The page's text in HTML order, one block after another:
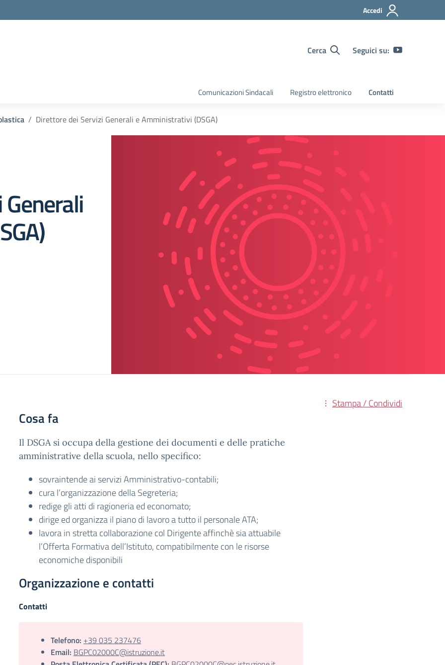
Accedi
Cerca Seguici su:
Comunicazioni Sindacali Registro elettronico Contatti
Direttore dei Servizi Generali e Amministrativi (DSGA)
Stampa / Condividi
Cosa fa
Il DSGA si occupa della gestione dei documenti e delle pratiche
amministrative della scuola, nello specifico:
sovraintende ai servizi Amministrativo-contabili;
cura l’organizzazione della Segreteria;
redige gli atti di ragioneria ed economato;
dirige ed organizza il piano di lavoro a tutto il personale ATA;
lavora in stretta collaborazione col Dirigente affinchè sia attuabile
l’Offerta Formativa dell’Istituto, compatibilmente con le risorse
economiche disponibili
Organizzazione e contatti
Contatti
Telefono: +39 035 237476
Email: BGPC02000C@istruzione.it